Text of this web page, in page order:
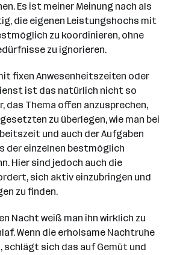
Es ist meiner Meinung nach als
die eigenen Leistungshochs mit
zu koordinieren, ohne
zu ignorieren.
fixen Anwesenheitszeiten oder
ist das natürlich nicht so
das Thema offen anzusprechen,
zu überlegen, wie man bei
und auch der Aufgaben
der einzelnen bestmöglich
Hier sind jedoch auch die
sich aktiv einzubringen und
zu finden.
Nacht weiß man ihn wirklich zu
Wenn die erholsame Nachtruhe
sich das auf Gemüt und